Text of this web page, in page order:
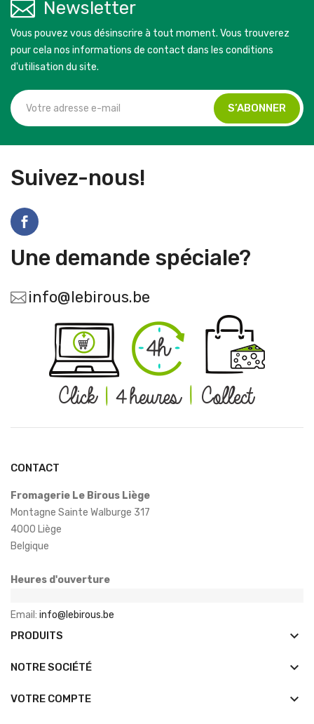
Newsletter
Vous pouvez vous désinscrire à tout moment. Vous trouverez
pour cela nos informations de contact dans les conditions
d'utilisation du site.
Suivez-nous!
Une demande spéciale?
info@lebirous.be
CONTACT
Fromagerie Le Birous Liège
Montagne Sainte Walburge 317
4000 Liège
Belgique
Heures d'ouverture
Email: info@lebirous.be
PRODUITS keyboard_arrow_down
NOTRE SOCIÉTÉ keyboard_arrow_down
VOTRE COMPTE 